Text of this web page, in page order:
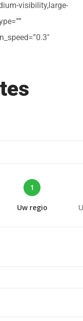
visibility,large-